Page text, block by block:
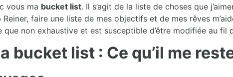
vous ma bucket list. Il s’agit de la liste de choses que
Reiner, faire une liste de mes objectifs et de mes rêves
que non exhaustive et est susceptible d’être modifiée au
bucket list : Ce qu’il me